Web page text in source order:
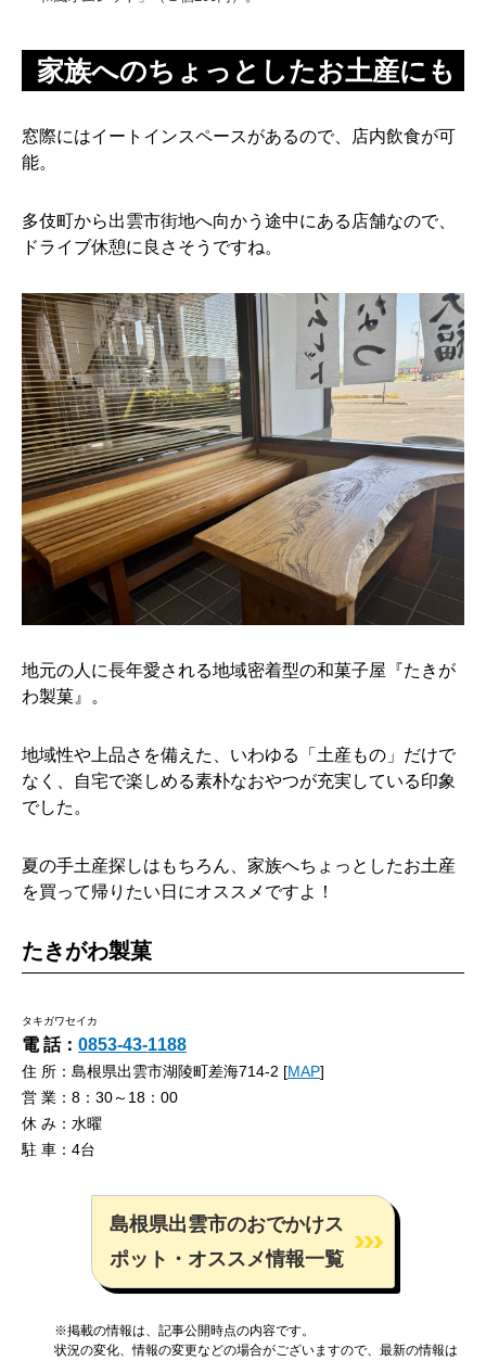
家族へのちょっとしたお土産にも
窓際にはイートインスペースがあるので、店内飲食が可
能。
多伎町から出雲市街地へ向かう途中にある店舗なので、
ドライブ休憩に良さそうですね。
地元の人に長年愛される地域密着型の和菓子屋『たきが
わ製菓』。
地域性や上品さを備えた、いわゆる「土産もの」だけで
なく、自宅で楽しめる素朴なおやつが充実している印象
でした。
夏の手土産探しはもちろん、家族へちょっとしたお土産
を買って帰りたい日にオススメですよ！
たきがわ製菓
タキガワセイカ
電 話： 0853-43-1188
住 所：島根県出雲市湖陵町差海714-2 [MAP]
営 業：8：30～18：00
休 み：水曜
駐 車：4台
島根県出雲市のおでかけス
ポット・オススメ情報一覧
※掲載の情報は、記事公開時点の内容です。
状況の変化、情報の変更などの場合がございますので、最新の情報は